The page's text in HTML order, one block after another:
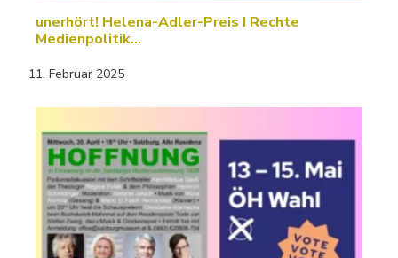
unerhört! Helena-Adler-Preis I Rechte
Medienpolitik…
11. Februar 2025